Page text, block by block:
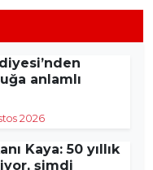
anlamlı
2026
Kaya: 50 yıllık
şimdi